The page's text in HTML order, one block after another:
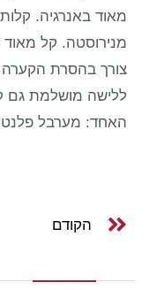
מאוד באנרגיה.
מנירוסטה. קל
צורך בהסרת
ללישה מושלמת גם
האחד: מערבל
הקודם